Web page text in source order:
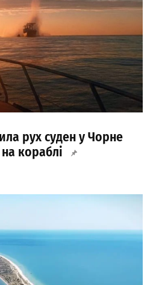
рух суден у Чорне
кораблі